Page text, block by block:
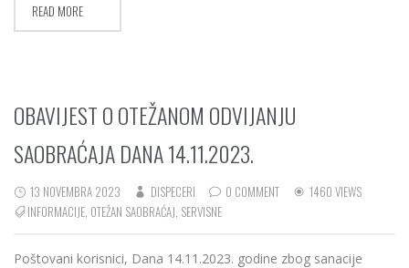
READ MORE
OBAVIJEST O OTEŽANOM ODVIJANJU
SAOBRAĆAJA DANA 14.11.2023.
13 NOVEMBRA 2023 DISPECERI 0 COMMENT
1460 VIEWS
INFORMACIJE OTEŽAN SAOBRAĆAJ SERVISNE
Poštovani korisnici, Dana 14.11.2023. godine zbog sanacije